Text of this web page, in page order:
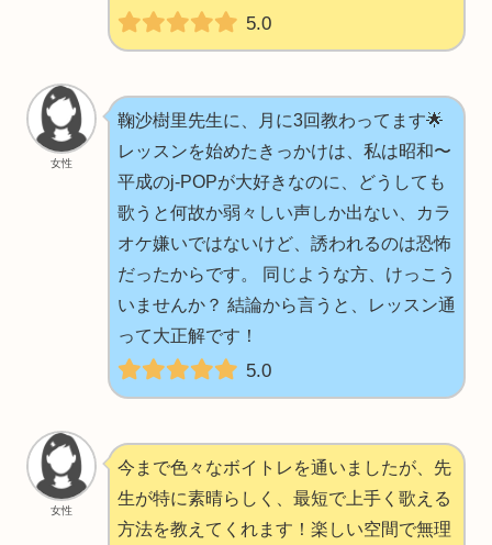
5.0
女性
鞠沙樹里先生に、月に3回教わってます🌟
レッスンを始めたきっかけは、私は昭和〜
平成のj-POPが大好きなのに、どうしても
歌うと何故か弱々しい声しか出ない、カラ
オケ嫌いではないけど、誘われるのは恐怖
だったからです。 同じような方、けっこう
いませんか？ 結論から言うと、レッスン通
って大正解です！
5.0
女性
今まで色々なボイトレを通いましたが、先
生が特に素晴らしく、最短で上手く歌える
方法を教えてくれます！楽しい空間で無理